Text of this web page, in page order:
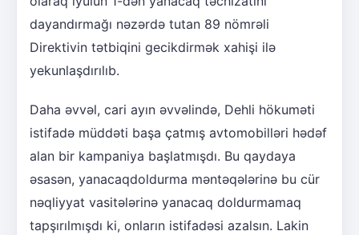
dayandırmağı nəzərdə tutan 89 nömrəli
Direktivin tətbiqini gecikdirmək xahişi ilə
yekunlaşdırılıb.
Daha əvvəl, cari ayın əvvəlində, Dehli hökuməti
istifadə müddəti başa çatmış avtomobilləri hədəf
alan bir kampaniya başlatmışdı. Bu qaydaya
əsasən, yanacaqdoldurma məntəqələrinə bu cür
nəqliyyat vasitələrinə yanacaq doldurmamaq
tapşırılmışdı ki, onların istifadəsi azalsın. Lakin